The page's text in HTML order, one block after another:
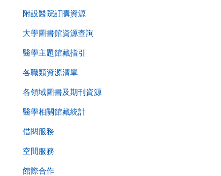
覽
列
附設醫院訂購資源
大學圖書館資源查詢
醫學主題館藏指引
各職類資源清單
各領域圖書及期刊資源
醫學相關館藏統計
借閱服務
空間服務
館際合作